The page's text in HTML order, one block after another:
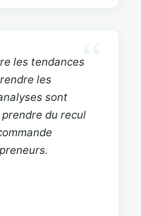
les tendances
les
sont
du recul